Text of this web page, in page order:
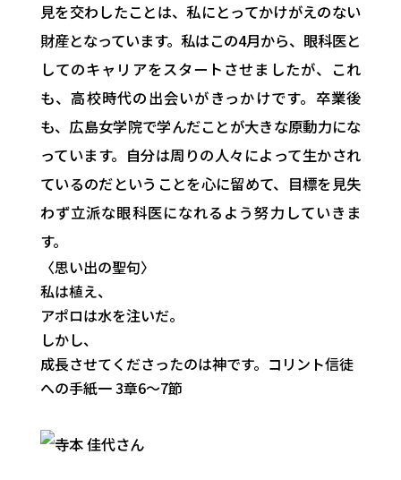
見を交わしたことは、私にとってかけがえのない
財産となっています。私はこの4月から、眼科医と
してのキャリアをスタートさせましたが、これ
も、高校時代の出会いがきっかけです。卒業後
も、広島女学院で学んだことが大きな原動力にな
っています。自分は周りの人々によって生かされ
ているのだということを心に留めて、目標を見失
わず立派な眼科医になれるよう努力していきま
す。
〈思い出の聖句〉
私は植え、
アポロは水を注いだ。
しかし、
成長させてくださったのは神です。 コリント信徒
への手紙一 3章6～7節